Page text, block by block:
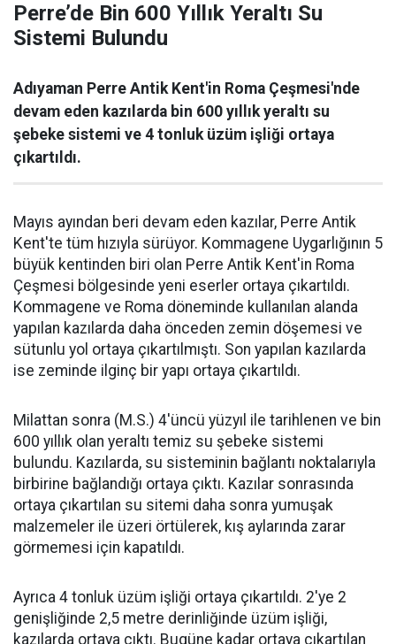
Perre’de Bin 600 Yıllık Yeraltı Su
Sistemi Bulundu
Adıyaman Perre Antik Kent'in Roma Çeşmesi'nde
devam eden kazılarda bin 600 yıllık yeraltı su
şebeke sistemi ve 4 tonluk üzüm işliği ortaya
çıkartıldı.
Mayıs ayından beri devam eden kazılar, Perre Antik
Kent'te tüm hızıyla sürüyor. Kommagene Uygarlığının 5
büyük kentinden biri olan Perre Antik Kent'in Roma
Çeşmesi bölgesinde yeni eserler ortaya çıkartıldı.
Kommagene ve Roma döneminde kullanılan alanda
yapılan kazılarda daha önceden zemin döşemesi ve
sütunlu yol ortaya çıkartılmıştı. Son yapılan kazılarda
ise zeminde ilginç bir yapı ortaya çıkartıldı.
Milattan sonra (M.S.) 4'üncü yüzyıl ile tarihlenen ve bin
600 yıllık olan yeraltı temiz su şebeke sistemi
bulundu. Kazılarda, su sisteminin bağlantı noktalarıyla
birbirine bağlandığı ortaya çıktı. Kazılar sonrasında
ortaya çıkartılan su sitemi daha sonra yumuşak
malzemeler ile üzeri örtülerek, kış aylarında zarar
görmemesi için kapatıldı.
Ayrıca 4 tonluk üzüm işliği ortaya çıkartıldı. 2'ye 2
genişliğinde 2,5 metre derinliğinde üzüm işliği,
kazılarda ortaya çıktı. Bugüne kadar ortaya çıkartılan